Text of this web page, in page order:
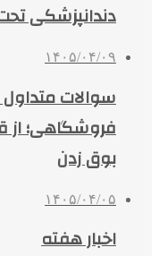
دندانپزشکی
۱۴۰۵/۰۴/۰۹
سوالات
فروشگاهی؛
بوق زدن
۱۴۰۵/۰۴/۰۵
اخبار هفته